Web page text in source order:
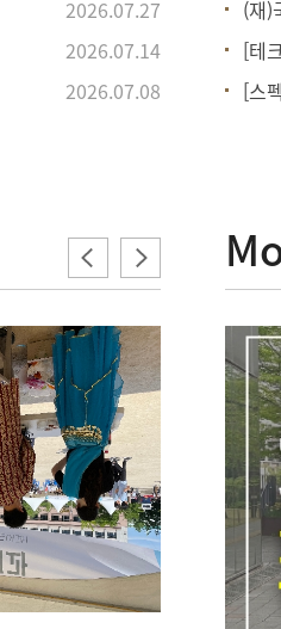
2026.07.27
2026.07.14
2026.07.08
(재)
[테
[스